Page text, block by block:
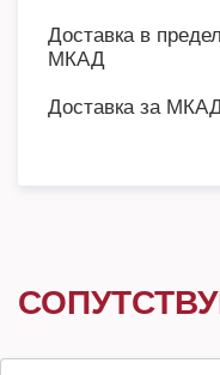
Доставка в
МКАД
Доставка за